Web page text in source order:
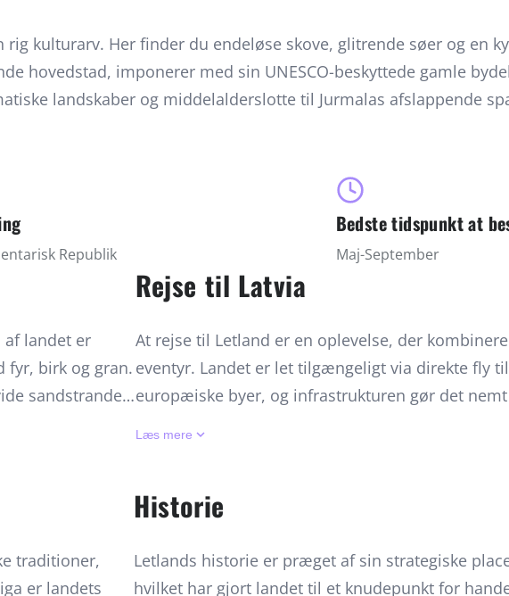
kulturarv. Her finder du endeløse skove, glitrende søer og en
hovedstad, imponerer med sin UNESCO-beskyttede gamle
landskaber og middelalderslotte til Jurmalas afslappende
Republik
Bedste tidspunkt at
Maj-September
af landet er
fyr, birk og gran.
sandstrande,
som
er let
til et ideelt
Rejse til Latvia
At rejse til Letland er en oplevelse, der
eventyr. Landet er let tilgængeligt via direkte fly
europæiske byer, og infrastrukturen gør det
Riga. Letland er også kendt for sin gæstfrihed og
rundrejser. Offentlig transport er veludbygget,
opdage skjulte perler som små kystbyer, slotte
Læs mere keyboard_arrow_down
traditioner,
er landets
Historie
Letlands historie er præget af sin strategiske
hvilket har gjort landet til et knudepunkt for